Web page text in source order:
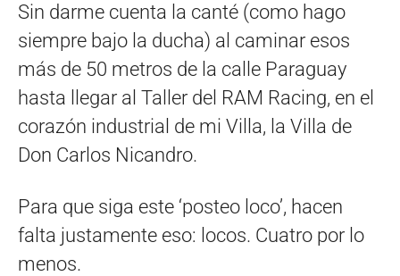
Sin darme cuenta la canté (como hago
siempre bajo la ducha) al caminar esos
más de 50 metros de la calle Paraguay
hasta llegar al Taller del RAM Racing, en el
corazón industrial de mi Villa, la Villa de
Don Carlos Nicandro.
Para que siga este ‘posteo loco’, hacen
falta justamente eso: locos. Cuatro por lo
menos.